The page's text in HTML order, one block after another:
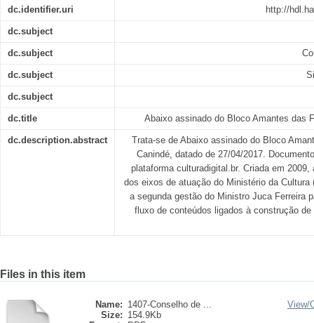
dc.identifier.uri http://
dc.subject
dc.subject
dc.subject
dc.subject
dc.title Abaixo assinado do Bloco Amantes das
dc.description.abstract
Trata-se de Abaixo assinado do Bloco
Canindé, datado de 27/04/2017.
plataforma culturadigital.br. Criada em
dos eixos de atuação do Ministério da Cultura
a segunda gestão do Ministro Juca Ferreira
fluxo de conteúdos ligados à construção
Files in this item
Name: 1407-Conselho de ...
Size: 154.9Kb
View/